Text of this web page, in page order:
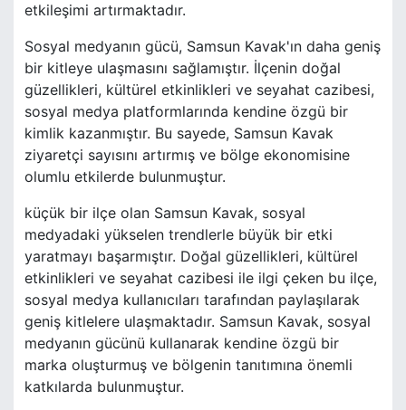
etkileşimi artırmaktadır.
Sosyal medyanın gücü, Samsun Kavak'ın daha geniş
bir kitleye ulaşmasını sağlamıştır. İlçenin doğal
güzellikleri, kültürel etkinlikleri ve seyahat cazibesi,
sosyal medya platformlarında kendine özgü bir
kimlik kazanmıştır. Bu sayede, Samsun Kavak
ziyaretçi sayısını artırmış ve bölge ekonomisine
olumlu etkilerde bulunmuştur.
küçük bir ilçe olan Samsun Kavak, sosyal
medyadaki yükselen trendlerle büyük bir etki
yaratmayı başarmıştır. Doğal güzellikleri, kültürel
etkinlikleri ve seyahat cazibesi ile ilgi çeken bu ilçe,
sosyal medya kullanıcıları tarafından paylaşılarak
geniş kitlelere ulaşmaktadır. Samsun Kavak, sosyal
medyanın gücünü kullanarak kendine özgü bir
marka oluşturmuş ve bölgenin tanıtımına önemli
katkılarda bulunmuştur.